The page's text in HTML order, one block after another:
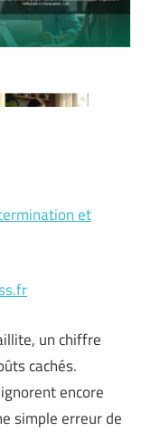
et
un chiffre
cachés.
encore
simple erreur de